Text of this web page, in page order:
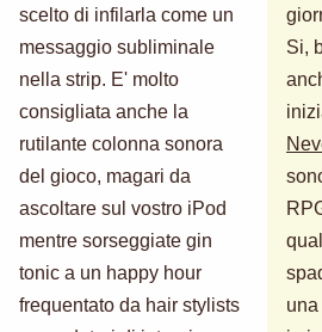
scelto di infilarla come un
messaggio subliminale
nella strip. E' molto
consigliata anche la
rutilante colonna sonora
del gioco, magari da
ascoltare sul vostro iPod
mentre sorseggiate gin
tonic a un happy hour
frequentato da hair stylists
Si,